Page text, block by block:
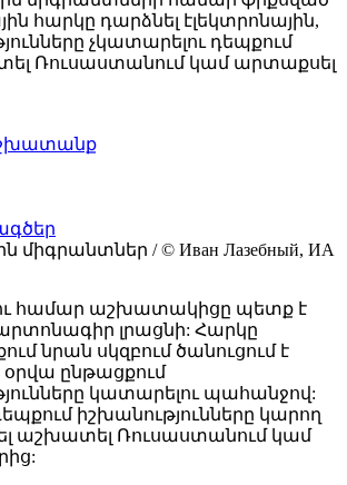
հարկը դարձնել էլեկտրոնային,
չկատարելու դեպքում
Ռուսաստանում կամ արտաքսել
/ © Иван Лазебный, ИА
համար աշխատակիցը պետք է
լրացնի: Հարկը
նրան սկզբում ծանուցում է
օրվա ընթացքում
կատարելու պահանջով:
իշխանությունները կարող
աշխատել Ռուսաստանում կամ